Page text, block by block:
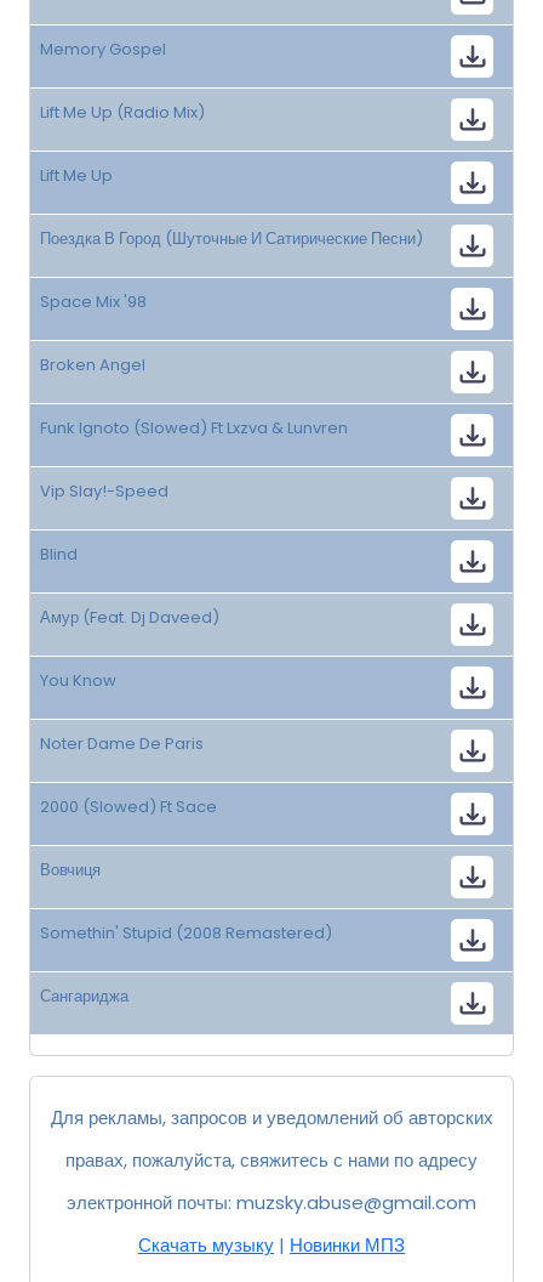
Memory Gospel
Lift Me Up (Radio Mix)
Lift Me Up
Поездка В Город (Шуточные И Сатирические Песни)
Space Mix '98
Broken Angel
Funk Ignoto (Slowed) Ft Lxzva & Lunvren
Vip Slay!-Speed
Blind
Амур (Feat. Dj Daveed)
You Know
Noter Dame De Paris
2000 (Slowed) Ft Sace
Вовчиця
Somethin' Stupid (2008 Remastered)
Сангариджа
Для рекламы, запросов и уведомлений об авторских
правах, пожалуйста, свяжитесь с нами по адресу
электронной почты: muzsky.abuse@gmail.com
Скачать музыку | Новинки МП3